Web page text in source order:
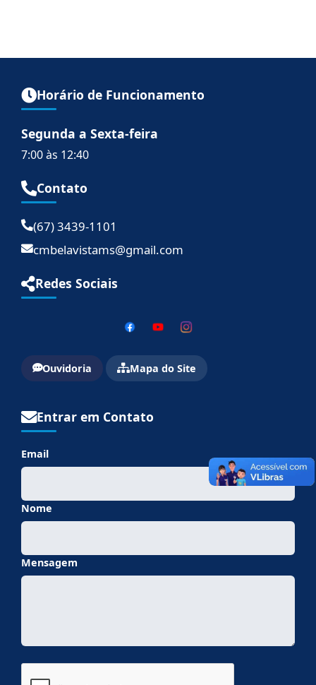
Horário de Funcionamento
Segunda a Sexta-feira
7:00 às 12:40
Contato
(67) 3439-1101
cmbelavistams@gmail.com
Redes Sociais
Ouvidoria Mapa do Site
Entrar em Contato
Email
Nome
Mensagem